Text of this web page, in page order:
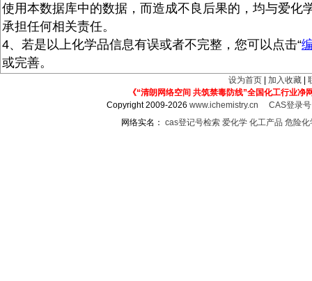
使用本数据库中的数据，而造成不良后果的，均与爱化
承担任何相关责任。
4、若是以上化学品信息有误或者不完整，您可以点击“
或完善。
设为首页 加入收藏
《“清朗网络空间 共筑禁毒防线”全国化工行业净
Copyright 2009-2026www.ichemistry.cn
CAS登录
网络实名： cas登记号检索 爱化学 化工产品 危险化